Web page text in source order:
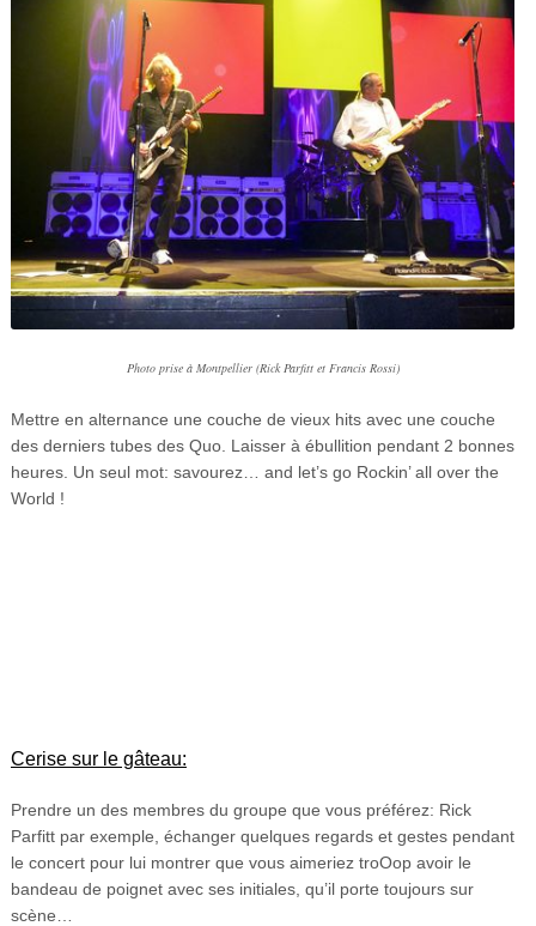
Photo prise à Montpellier (Rick Parfitt et Francis Rossi)
Mettre en alternance une couche de vieux hits avec une couche
des derniers tubes des Quo. Laisser à ébullition pendant 2 bonnes
heures. Un seul mot: savourez… and let’s go Rockin’ all over the
World !
Cerise sur le gâteau:
Prendre un des membres du groupe que vous préférez: Rick
Parfitt par exemple, échanger quelques regards et gestes pendant
le concert pour lui montrer que vous aimeriez troOop avoir le
bandeau de poignet avec ses initiales, qu’il porte toujours sur
scène…